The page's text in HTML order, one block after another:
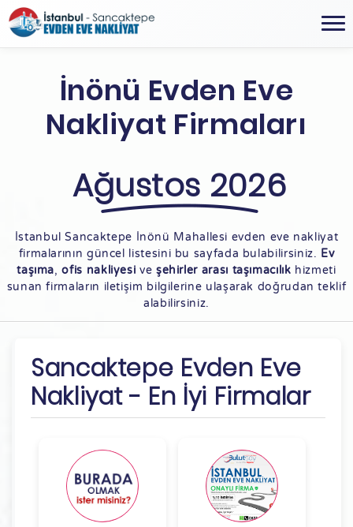
İnönü Evden Eve
Nakliyat Firmaları
Ağustos 2026
İstanbul Sancaktepe İnönü Mahallesi evden eve nakliyat
firmalarının güncel listesini bu sayfada bulabilirsiniz. Ev
taşıma,ofis nakliyesi ve şehirler arası taşımacılık hizmeti
sunan firmaların iletişim bilgilerine ulaşarak doğrudan teklif
alabilirsiniz.
Sancaktepe Evden Eve
Nakliyat - En İyi Firmalar